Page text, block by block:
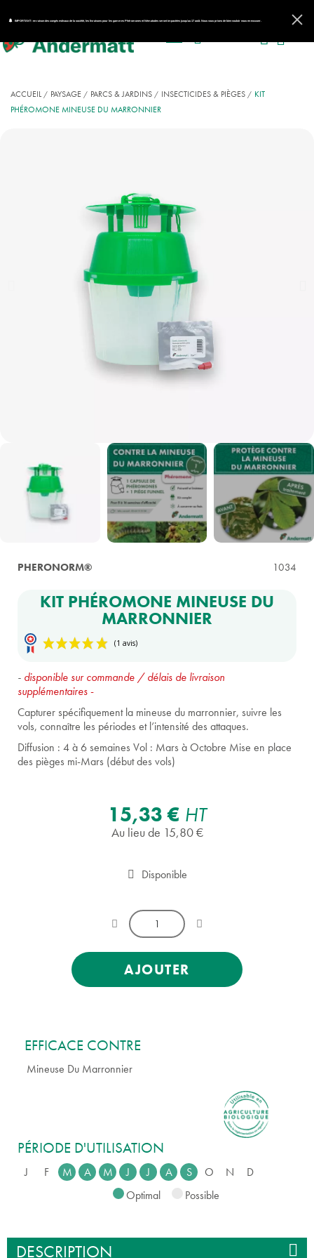
ACCUEIL PAYSAGE PARCS & JARDINS INSECTICIDES & PIÈGES
KIT
PHÉROMONE MINEUSE DU MARRONNIER
PHERONORM® 1034
KIT PHÉROMONE MINEUSE DU
MARRONNIER
(1 avis)
- disponible sur commande / délais de livraison
supplémentaires-
Capturer spécifiquement la mineuse du marronnier, suivre les
vols, connaître les périodes et l’intensité des attaques.
Diffusion : 4 à 6 semaines Vol : Mars à Octobre Mise en place
des pièges mi-Mars (début des vols)
15,33 € HT
Au lieu de 15,80 €
Disponible
AJOUTER
EFFICACE CONTRE
Mineuse Du Marronnier
PÉRIODE D'UTILISATION
J F M A M J J A S O N
D
Optimal
Possible
DESCRIPTION
IMPORTANT : en raison des congés estivaux de la société, les livraisons pour les gammes Phéromones et Nématodes seront impactées jusqu'au 17 août. Nous vous prions de bien vouloir nous en excuser.